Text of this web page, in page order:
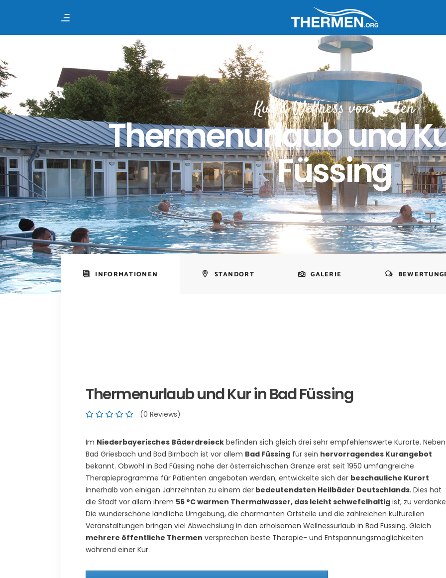
Kur & Wellness von Besten
Thermenurlaub und
Füssing
INFORMATIONEN STANDORT GALERIE
Thermenurlaub und Kur in Bad Füssing
(0 Reviews)
Im Niederbayerisches Bäderdreieck befinden sich gleich drei sehr empfehlenswerte Kurorte. Neben
Bad Griesbach und Bad Birnbach ist vor allem Bad Füssing für sein hervorragendes Kurangebot
bekannt. Obwohl in Bad Füssing nahe der österreichischen Grenze erst seit 1950 umfangreiche
Therapieprogramme für Patienten angeboten werden, entwickelte sich der beschauliche Kurort
innerhalb von einigen Jahrzehnten zu einem der bedeutendsten Heilbäder Deutschlands. Dies hat
die Stadt vor allem ihrem 56 °C warmen Thermalwasser, das leicht schwefelhaltig ist, zu
Die wunderschöne ländliche Umgebung, die charmanten Ortsteile und die zahlreichen kulturellen
Veranstaltungen bringen viel Abwechslung in den erholsamen Wellnessurlaub in Bad Füssing. Gleich
mehrere öffentliche Thermen versprechen beste Therapie- und Entspannungsmöglichkeiten
während einer Kur.